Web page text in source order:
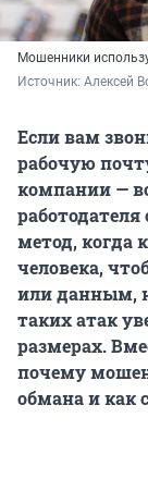
Мошенники
Источник: Алексей
Если вам
рабочую
компании —
метод, когда
человека,
или данным,
таких атак
размерах.
почему
обмана и как